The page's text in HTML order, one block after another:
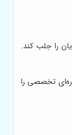
را جلب کند.
تخصصی را